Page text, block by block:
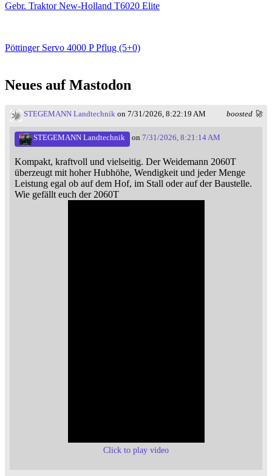
Gebr. Traktor New-Holland T6020 Elite
Pöttinger Servo 4000 P Pflug (5+0)
Neues auf Mastodon
boosted 🚀
STEGEMANN Landtechnik on 7/31/2026, 8:22:19 AM
STEGEMANN Landtechnik on 7/31/2026, 8:21:14 AM
Kompakt, kraftvoll und vielseitig. Der Weidemann 2060T
überzeugt mit hoher Hubhöhe, Wendigkeit und jeder Menge
Leistung egal ob auf dem Hof, im Stall oder auf der Baustelle.
Wie gefällt euch der 2060T
Click to play video